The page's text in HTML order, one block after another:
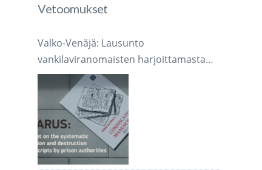
Vetoomukset
Valko-Venäjä: Lausunto
vankilaviranomaisten harjoittamasta
järjestelmällisestä käsikirjoitusten
takavarikoinnista ja tuhoamisesta